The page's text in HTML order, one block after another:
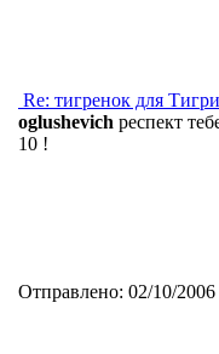
Re: тигренок для
oglushevich респект
10 !
Отправлено: 02/10/